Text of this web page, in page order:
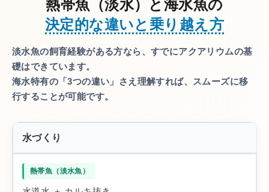
熱帯魚（淡水）と海水魚の
決定的な違いと乗り越え方
淡水魚の飼育経験がある方なら、すでにアクアリウムの基
礎はできています。
海水特有の「3つの違い」さえ理解すれば、スムーズに移
行することが可能です。
水づくり